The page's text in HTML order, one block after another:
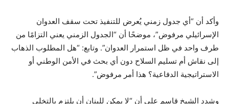
وأكد أن “أي جدول زمني يُعرض للتنفيذ تحت سقف العدوان
الإسرائيلي مرفوض”، موضحًا أن “الجدول الزمني يعني التزامًا من
طرف واحد في ظل استمرار العدوان”. وتابع: “هل المطلوب الذهاب
إلى نقاش أم تسليم السلاح دون أي بحث في الأمن الوطني أو
الاستراتيجية الدفاعية؟ هذا أمر مرفوض”.
وشدد الشيخ قاسم على أن “لا يمكن للبنان أن يلتزم بالتخلي